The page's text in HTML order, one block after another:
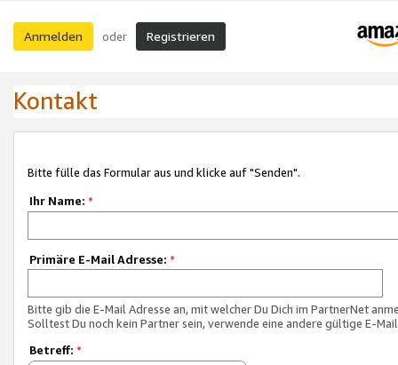
Anmelden oder Registrieren
Kontakt
Bitte fülle das Formular aus und klicke auf "Senden".
Ihr Name: *
Primäre E-Mail Adresse: *
Bitte gib die E-Mail Adresse an, mit welcher Du Dich im PartnerNet
Solltest Du noch kein Partner sein, verwende eine andere gültige E-
Betreff: *